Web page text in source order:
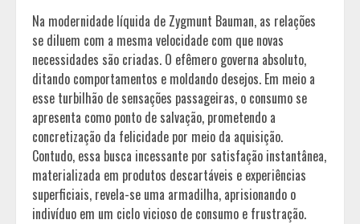
Na modernidade líquida de Zygmunt Bauman, as relações
se diluem com a mesma velocidade com que novas
necessidades são criadas. O efêmero governa absoluto,
ditando comportamentos e moldando desejos. Em meio a
esse turbilhão de sensações passageiras, o consumo se
apresenta como ponto de salvação, prometendo a
concretização da felicidade por meio da aquisição.
Contudo, essa busca incessante por satisfação instantânea,
materializada em produtos descartáveis e experiências
superficiais, revela-se uma armadilha, aprisionando o
indivíduo em um ciclo vicioso de consumo e frustração.